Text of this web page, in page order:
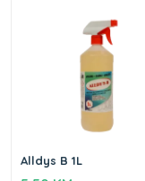
Alldys B 1L